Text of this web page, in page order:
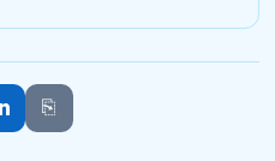
⎘